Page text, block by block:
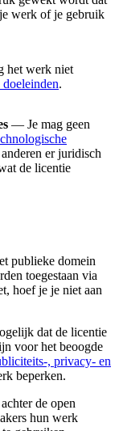
werk of je gebruik
het werk niet
.
— Je mag geen
er juridisch
de licentie
publieke domein
toegestaan via
hoef je je niet aan
dat de licentie
voor het beoogde
, privacy- en
beperken.
de open
hun werk